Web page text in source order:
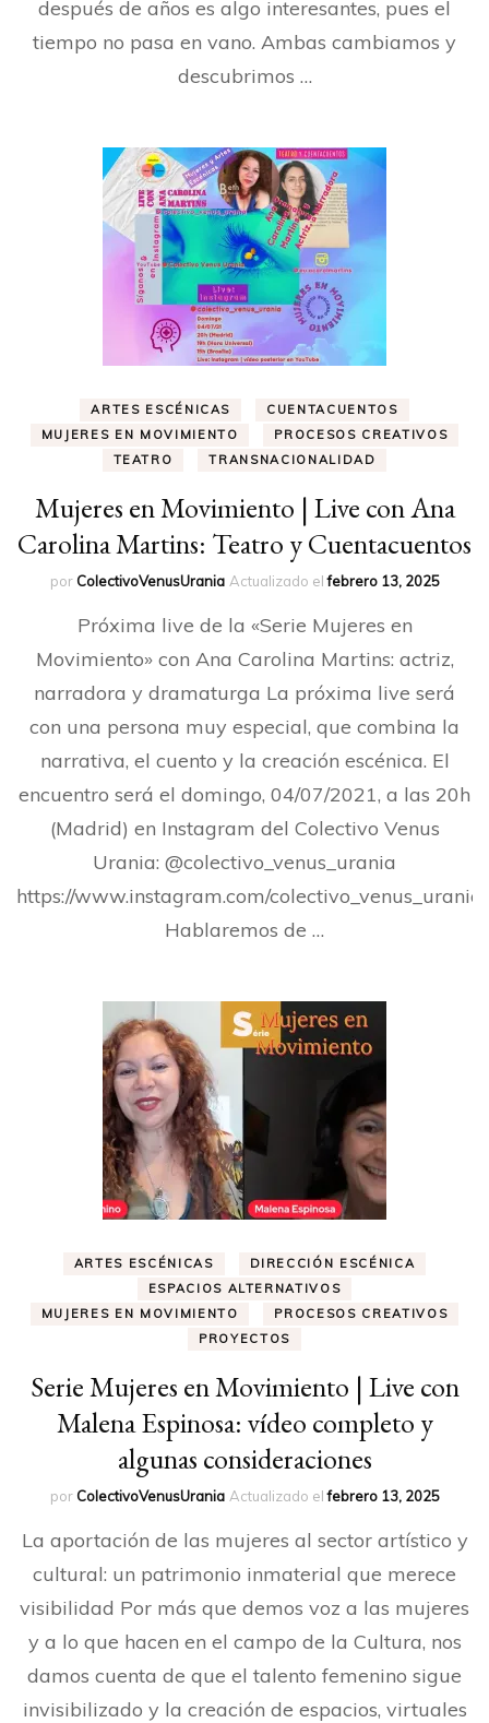
después de años es algo interesantes, pues el
tiempo no pasa en vano. Ambas cambiamos y
descubrimos …
ARTES ESCÉNICAS
CUENTACUENTOS
MUJERES EN MOVIMIENTO
PROCESOS CREATIVOS
TEATRO
TRANSNACIONALIDAD
Mujeres en Movimiento | Live con Ana
Carolina Martins: Teatro y Cuentacuentos
porColectivoVenusUrania Actualizado elfebrero 13, 2025
Próxima live de la «Serie Mujeres en
Movimiento» con Ana Carolina Martins: actriz,
narradora y dramaturga La próxima live será
con una persona muy especial, que combina la
narrativa, el cuento y la creación escénica. El
encuentro será el domingo, 04/07/2021, a las 20h
(Madrid) en Instagram del Colectivo Venus
Urania: @colectivo_venus_urania
https://www.instagram.com/colectivo_venus_urania/
Hablaremos de …
ARTES ESCÉNICAS
DIRECCIÓN ESCÉNICA
ESPACIOS ALTERNATIVOS
MUJERES EN MOVIMIENTO
PROCESOS CREATIVOS
PROYECTOS
Serie Mujeres en Movimiento | Live con
Malena Espinosa: vídeo completo y
algunas consideraciones
porColectivoVenusUrania Actualizado elfebrero 13, 2025
La aportación de las mujeres al sector artístico y
cultural: un patrimonio inmaterial que merece
visibilidad Por más que demos voz a las mujeres
y a lo que hacen en el campo de la Cultura, nos
damos cuenta de que el talento femenino sigue
invisibilizado y la creación de espacios, virtuales